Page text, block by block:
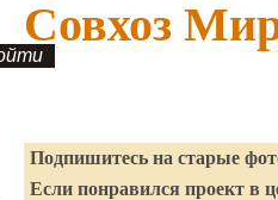
Совхоз
Подпишитесь на старые
Если понравился проект в